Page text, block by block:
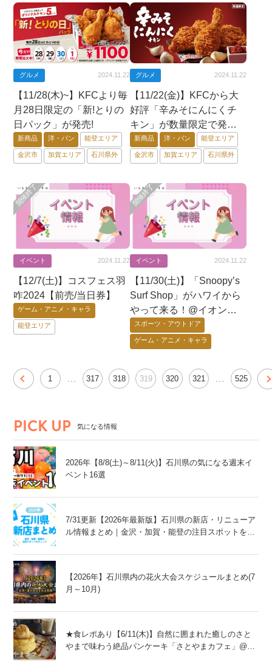
グルメ 2024.11.22
【11/28(木)~】KFCより毎
月28日限定の「新!とりの
日パック」が発売!
新商品 洋・パン 能登エリア
金沢市 加賀エリア 石川県外
グルメ 2024.11.22
【11/22(金)】KFCから大
好評「辛みそにんにくチ
キン」が数量限定で発
売！
新商品 洋・パン 能登エリア
金沢市 加賀エリア 石川県外
イベント 2024.11.22
【12/7(土)】コスフェス羽
咋2024【前売/当日券】
ゲーム・アニメ・キャラ
能登エリア
イベント 2024.11.22
【11/30(土)】「Snoopy’s
Surf Shop」がハワイから
やって来る！@イオンモ
ールかほく
スポーツ・アウトドア
ゲーム・アニメ・キャラ
1 … 317 318 319 320 321 … 525
PICK UP 気になる情報
2026年【8/8(土)～8/11(火)】石川県の気になる週末イ
ベント16選
7/31更新【2026年最新版】石川県の新店・リニューア
ル情報まとめ｜金沢・加賀・能登の注目スポットをチ
【2026年】石川県内の花火大会スケジュールまとめ(7
月～10月)
★食レポあり【6/11(木)】自然に囲まれた癒しのさと
やまで味わう絶品パンケーキ「さとやまカフェ」@能